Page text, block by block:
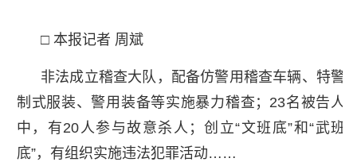
□ 本报记者 周斌
非法成立稽查大队，配备仿警用稽查车辆、特警
制式服装、警用装备等实施暴力稽查；23名被告人
中，有20人参与故意杀人；创立“文班底”和“武班
底”，有组织实施违法犯罪活动……